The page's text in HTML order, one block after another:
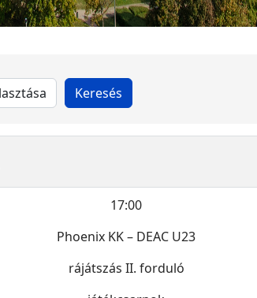
17:00
Phoenix KK – DEAC U23
rájátszás II. forduló